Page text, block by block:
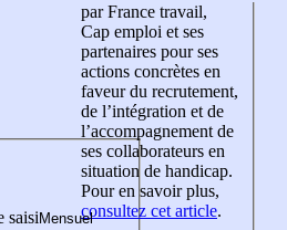
saisi
par France travail,
Cap emploi et ses
partenaires pour ses
actions concrètes en
faveur du recrutement,
de l’intégration et de
l’accompagnement de
ses collaborateurs en
situation de handicap.
Pour en savoir plus,
consultez cet article.